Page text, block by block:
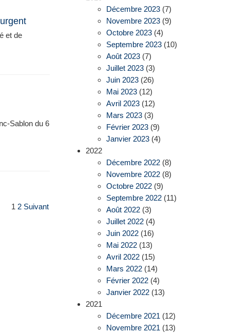
et de
Sablon du 6
1 2 Suivant
Décembre 2023(7)
Novembre 2023(9)
Octobre 2023(4)
Septembre 2023(10)
Août 2023(7)
Juillet 2023(3)
Juin 2023(26)
Mai 2023(12)
Avril 2023(12)
Mars 2023(3)
Février 2023(9)
Janvier 2023(4)
2022
Décembre 2022(8)
Novembre 2022(8)
Octobre 2022(9)
Septembre 2022(11)
Août 2022(3)
Juillet 2022(4)
Juin 2022(16)
Mai 2022(13)
Avril 2022(15)
Mars 2022(14)
Février 2022(4)
Janvier 2022(13)
2021
Décembre 2021 (12)
Novembre 2021 (13)